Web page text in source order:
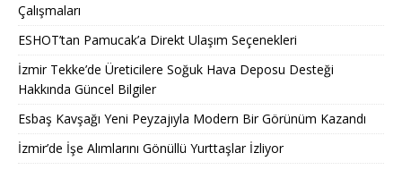
Çalışmaları
ESHOT’tan Pamucak’a Direkt Ulaşım Seçenekleri
İzmir Tekke’de Üreticilere Soğuk Hava Deposu Desteği
Hakkında Güncel Bilgiler
Esbaş Kavşağı Yeni Peyzajıyla Modern Bir Görünüm Kazandı
İzmir’de İşe Alımlarını Gönüllü Yurttaşlar İzliyor